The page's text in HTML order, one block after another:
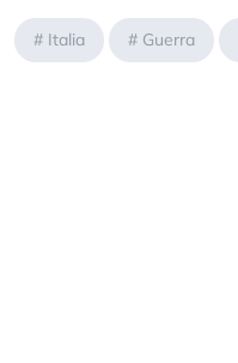
# Italia # Guerra